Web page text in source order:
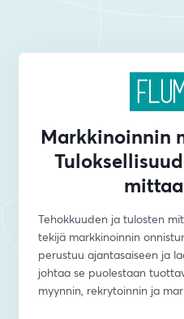
Markkinoinnin
Tehokkuuden ja tulosten
tekijä markkinoinnin
perustuu ajantasaiseen ja
johtaa se puolestaan
myynnin, rekrytoinnin ja